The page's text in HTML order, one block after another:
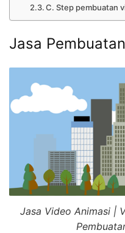
C. Step pembuatan
Jasa
Jasa Video Animasi |